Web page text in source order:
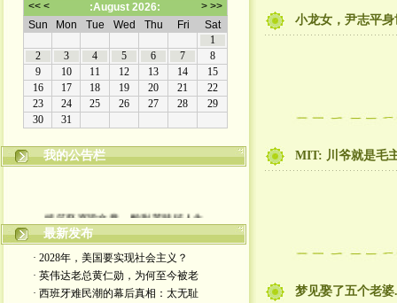
我的公告栏
最新发布
· 2028年，美国要实现社会主义？
· 英伟达老总黄仁勋，为何至今被老
· 西班牙难民潮的幕后真相：太无耻
小龙女，尹志平
MIT: 川爷就是毛
梦见娶了五个老婆